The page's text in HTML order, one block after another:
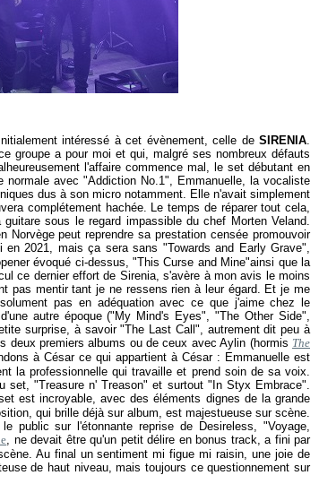
intéressé à cet évènement, celle de SIRENIA.
groupe a pour moi et qui, malgré ses nombreux défauts
l'affaire commence mal, le set débutant en
normale avec "Addiction No.1", Emmanuelle, la vocaliste
dus à son micro notamment. Elle n'avait simplement
complétement hachée. Le temps de réparer tout cela,
sous le regard impassible du chef Morten Veland.
Norvège peut reprendre sa prestation censée promouvoir
en 2021, mais ça sera sans "Towards and Early Grave",
évoqué ci-dessus, "This Curse and Mine"ainsi que la
ce dernier effort de Sirenia, s'avère à mon avis le moins
pas mentir tant je ne ressens rien à leur égard. Et je me
pas en adéquation avec ce que j'aime chez le
autre époque ("My Mind's Eyes", "The Other Side",
surprise, à savoir "The Last Call", autrement dit peu à
deux premiers albums ou de ceux avec Aylin (hormis The
à César ce qui appartient à César : Emmanuelle est
la professionnelle qui travaille et prend soin de sa voix.
set, "Treasure n' Treason" et surtout "In Styx Embrace".
est incroyable, avec des éléments dignes de la grande
qui brille déjà sur album, est majestueuse sur scène.
public sur l'étonnante reprise de Desireless, "Voyage,
, ne devait être qu'un petit délire en bonus track, a fini par
Au final un sentiment mi figue mi raisin, une joie de
de haut niveau, mais toujours ce questionnement sur